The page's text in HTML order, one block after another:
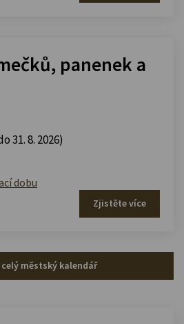
panenek a
31. 8. 2026)
dobu
Zjistěte více
městský kalendář